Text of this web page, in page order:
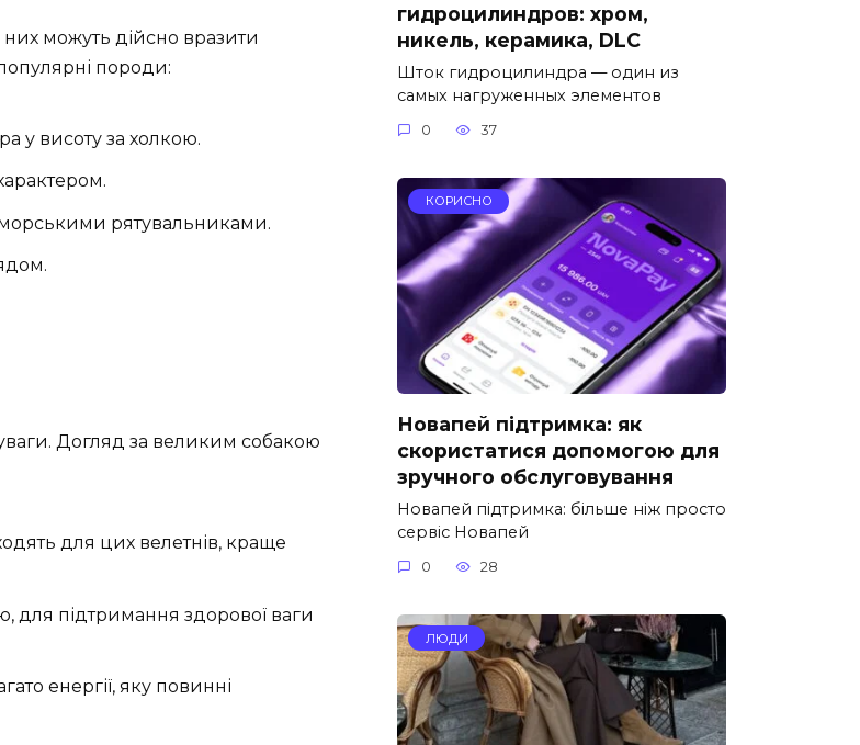
можуть дійсно вразити
породи:
у висоту за холкою.
морськими рятувальниками.
Догляд за великим собакою
для цих велетнів, краще
для підтримання здорової ваги
енергії, яку повинні
гидроцилиндров: хром,
никель, керамика, DLC
Шток гидроцилиндра — один из
самых нагруженных элементов
0 37
КОРИСНО
Новапей підтримка: як
скористатися допомогою для
зручного обслуговування
Новапей підтримка: більше ніж просто
сервіс Новапей
0 28
ЛЮДИ